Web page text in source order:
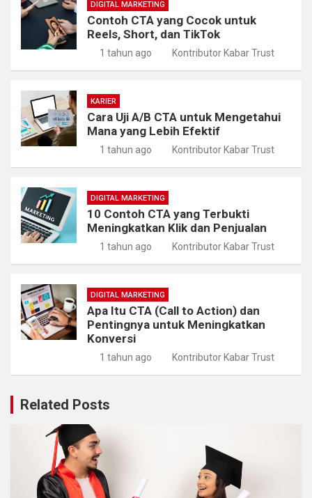
DIGITAL MARKETING
Contoh CTA yang Cocok untuk
Reels, Short, dan TikTok
1 tahun ago Kontributor Kabar Trust
KARIER
Cara Uji A/B CTA untuk Mengetahui
Mana yang Lebih Efektif
1 tahun ago Kontributor Kabar Trust
DIGITAL MARKETING
10 Contoh CTA yang Terbukti
Meningkatkan Klik dan Penjualan
1 tahun ago Kontributor Kabar Trust
DIGITAL MARKETING
Apa Itu CTA (Call to Action) dan
Pentingnya untuk Meningkatkan
Konversi
1 tahun ago Kontributor Kabar Trust
Related Posts